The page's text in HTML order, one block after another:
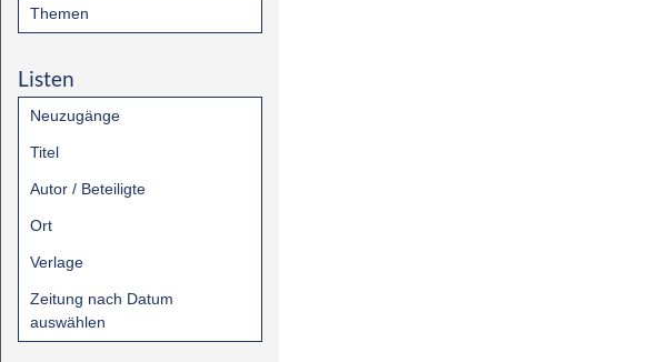
Themen
Listen
Neuzugänge
Titel
Autor / Beteiligte
Ort
Verlage
Zeitung nach Datum
auswählen